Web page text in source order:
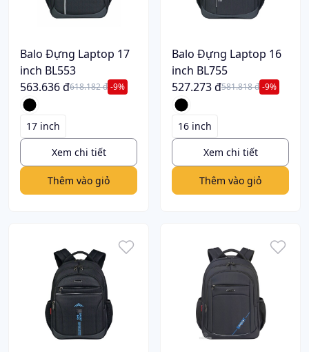
Balo Đựng Laptop 17
inch BL553
563.636 đ618.182 đ -9%
17 inch
Xem chi tiết
Thêm vào giỏ
Balo Đựng Laptop 16
inch BL755
527.273 đ581.818 đ -9%
16 inch
Xem chi tiết
Thêm vào giỏ